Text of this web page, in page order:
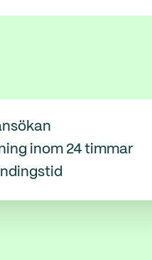
inom 24 timmar